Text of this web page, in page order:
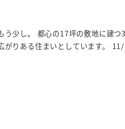
う少し。 都心の17坪の敷地に建つ
がりある住まいとしています。